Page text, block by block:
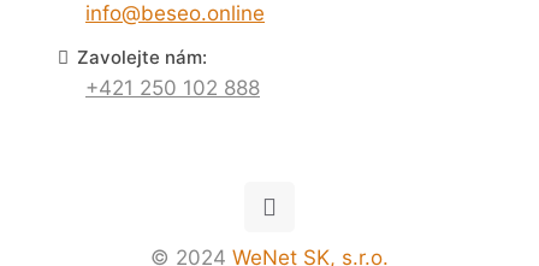
info@beseo.online
Zavolejte nám:
+421 250 102 888
© 2024 WeNet SK, s.r.o.